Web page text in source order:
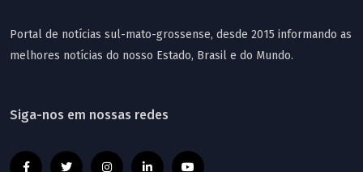
Portal de notícias sul-mato-grossense, desde 2015 informando as
melhores notícias do nosso Estado, Brasil e do Mundo.
Siga-nos em nossas redes